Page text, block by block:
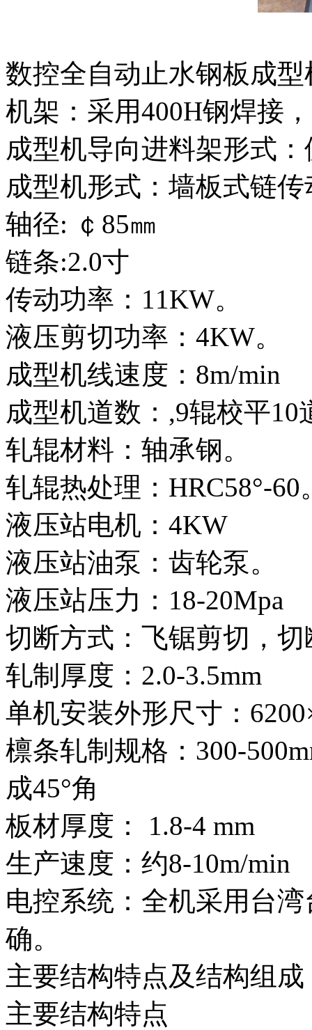
数控全自动止水钢板成
机架：采用400H钢焊接
成型机导向进料架形式
成型机形式：墙板式链传
轴径: ￠85㎜
链条:2.0寸
传动功率：11KW。
液压剪切功率：4KW。
成型机线速度：8m/min
成型机道数：,9辊校平10
轧辊材料：轴承钢。
轧辊热处理：HRC58°-60
液压站电机：4KW
液压站油泵：齿轮泵。
液压站压力：18-20Mpa
切断方式：飞锯剪切，
轧制厚度：2.0-3.5mm
单机安装外形尺寸：
檩条轧制规格：300-
成45°角
板材厚度： 1.8-4 mm
生产速度：约8-10m/min
电控系统：全机采用台
确。
主要结构特点及结构组成
主要结构特点